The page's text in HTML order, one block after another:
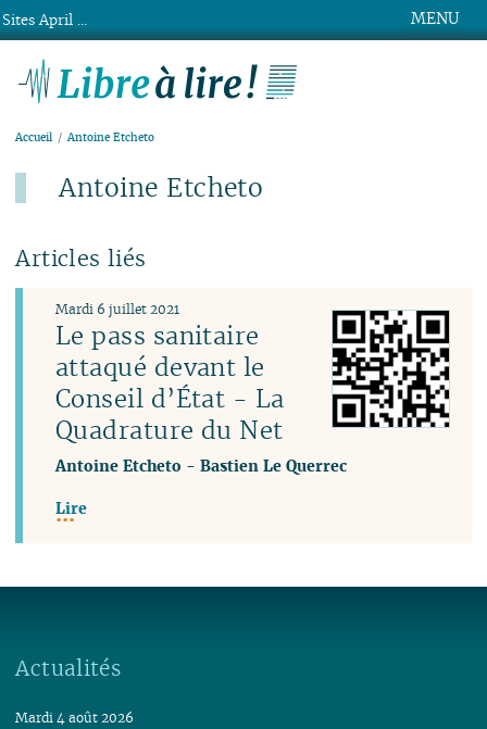
MENU
Accueil Antoine Etcheto
Antoine Etcheto
Articles liés
Le pass sanitaire
attaqué devant le
Conseil d’État - La
Quadrature du Net
Mardi 6 juillet 2021
Antoine Etcheto -Bastien Le Querrec
Lire
Actualités
Mardi 4 août 2026
Sites April ...